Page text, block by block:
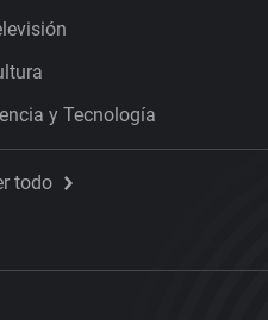
y Tecnología
todo